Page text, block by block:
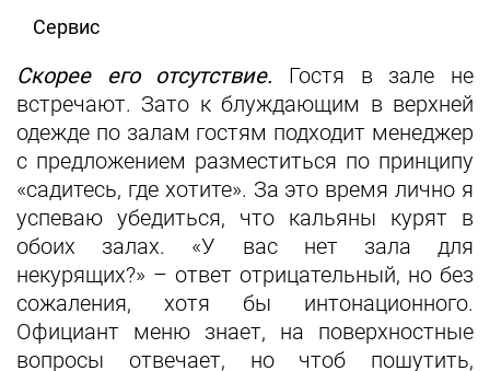
Сервис
Скорее его отсутствие. Гостя в зале не
встречают. Зато к блуждающим в верхней
одежде по залам гостям подходит менеджер
с предложением разместиться по принципу
«садитесь, где хотите». За это время лично я
успеваю убедиться, что кальяны курят в
обоих залах. «У вас нет зала для
некурящих?» – ответ отрицательный, но без
сожаления, хотя бы интонационного.
Официант меню знает, на поверхностные
вопросы отвечает, но чтоб пошутить,